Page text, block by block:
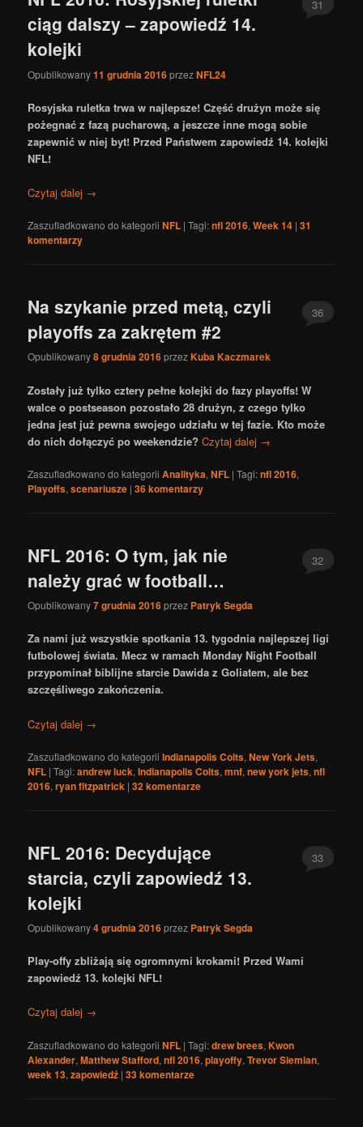
ciąg dalszy – zapowiedź 14.
kolejki
Opublikowany11 grudnia 2016przezNFL24
31
Rosyjska ruletka trwa w najlepsze! Część drużyn może się
pożegnać z fazą pucharową, a jeszcze inne mogą sobie
zapewnić w niej byt! Przed Państwem zapowiedź 14. kolejki
NFL!
Czytaj dalej →
Zaszufladkowano do kategorii NFL |Tagi:nfl 2016,Week 14 |31
komentarzy
Na szykanie przed metą, czyli
playoffs za zakrętem #2
Opublikowany8 grudnia 2016przezKuba Kaczmarek
36
Zostały już tylko cztery pełne kolejki do fazy playoffs! W
walce o postseason pozostało 28 drużyn, z czego tylko
jedna jest już pewna swojego udziału w tej fazie. Kto może
do nich dołączyć po weekendzie? Czytaj dalej →
Zaszufladkowano do kategorii Analityka,NFL |Tagi:nfl 2016,
Playoffs,scenariusze |36komentarzy
NFL 2016: O tym, jak nie
należy grać w football…
Opublikowany7 grudnia 2016przez Patryk Segda
32
Za nami już wszystkie spotkania 13. tygodnia najlepszej ligi
futbolowej świata. Mecz w ramach Monday Night Football
przypominał biblijne starcie Dawida z Goliatem, ale bez
szczęśliwego zakończenia.
Czytaj dalej →
Zaszufladkowano do kategorii Indianapolis Colts,New York Jets,
NFL |Tagi:andrew luck,Indianapolis Colts,mnf,new york jets,nfl
2016,ryan fitzpatrick |32komentarze
NFL 2016: Decydujące
starcia, czyli zapowiedź 13.
kolejki
Opublikowany4 grudnia 2016przez Patryk Segda
33
Play-offy zbliżają się ogromnymi krokami! Przed Wami
zapowiedź 13. kolejki NFL!
Czytaj dalej →
Zaszufladkowano do kategorii NFL |Tagi:drew brees,Kwon
Alexander,Matthew Stafford,nfl 2016,playoffy,Trevor Siemian,
week 13,zapowiedź |33komentarze